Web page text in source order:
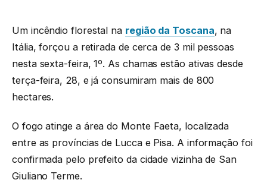
Um incêndio florestal na região da Toscana, na
Itália, forçou a retirada de cerca de 3 mil pessoas
nesta sexta-feira, 1º. As chamas estão ativas desde
terça-feira, 28, e já consumiram mais de 800
hectares.
O fogo atinge a área do Monte Faeta, localizada
entre as províncias de Lucca e Pisa. A informação foi
confirmada pelo prefeito da cidade vizinha de San
Giuliano Terme.